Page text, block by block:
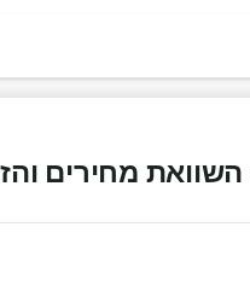
מחירים והזמנה